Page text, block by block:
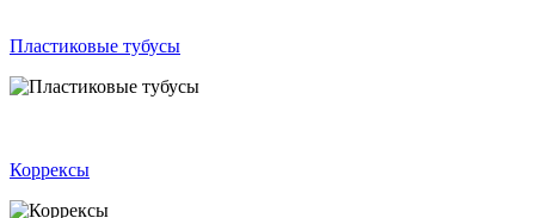
Пластиковые тубусы
Коррексы